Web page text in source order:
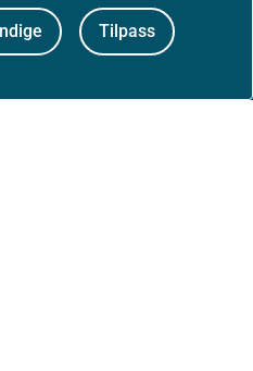
Tilpass